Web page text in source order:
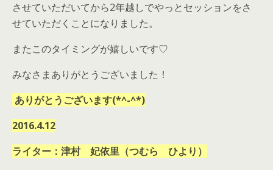
させていただいてから2年越しでやっとセッションをさ
せていただくことになりました。
またこのタイミングが嬉しいです♡
みなさまありがとうございました！
ありがとうございます(*^-^*)
2016.4.12
ライター：津村 妃依里（つむら ひより）